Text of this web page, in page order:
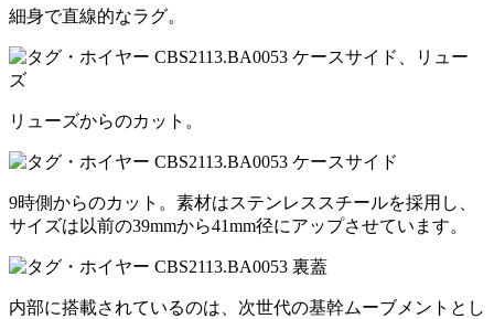
細身で直線的なラグ。
リューズからのカット。
9時側からのカット。素材はステンレススチールを採用し、
サイズは以前の39mmから41mm径にアップさせています。
内部に搭載されているのは、次世代の基幹ムーブメントとし